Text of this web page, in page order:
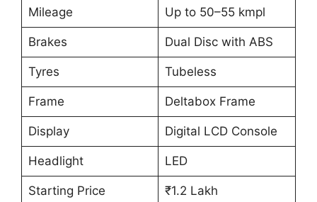
Mileage Up to 50–55 kmpl
Brakes Dual Disc with ABS
Tyres Tubeless
Frame Deltabox Frame
Display Digital LCD Console
Headlight LED
Starting Price ₹1.2 Lakh